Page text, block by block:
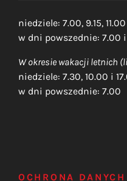
niedziele: 7.00, 9.15,
w dni powszednie: 7.00
W okresie wakacji letnich
niedziele: 7.30, 10.00 i
w dni powszednie: 7.00
OCHRONA